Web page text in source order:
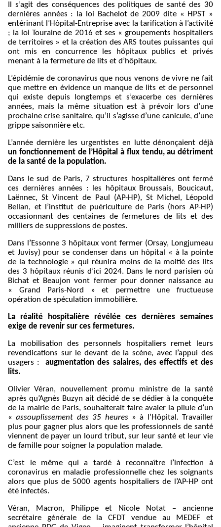
Il s’agit des conséquences des politiques de santé des 30
dernières années : la loi Bachelot de 2009 dite « HPST »
entérinant l’Hôpital-Entreprise avec la tarification à l’activité
; la loi Touraine de 2016 et ses « groupements hospitaliers
de territoires » et la création des ARS toutes puissantes qui
ont mis en concurrence les hôpitaux publics et privés
menant à la fermeture de lits et d’hôpitaux.
L’épidémie de coronavirus que nous venons de vivre ne fait
que mettre en évidence un manque de lits et de personnel
qui existe depuis longtemps et s’exacerbe ces dernières
années, mais la même situation est à prévoir lors d’une
prochaine crise sanitaire, qu’il s’agisse d’une canicule, d’une
grippe saisonnière etc.
L’année dernière les urgentistes en lutte dénonçaient déjà
un fonctionnement de l’Hôpital à flux tendu, au détriment
de la santé de la population.
Dans le sud de Paris, 7 structures hospitalières ont fermé
ces dernières années : les hôpitaux Broussais, Boucicaut,
Laënnec, St Vincent de Paul (AP-HP), St Michel, Léopold
Bellan, et l’institut de puériculture de Paris (hors AP-HP)
occasionnant des centaines de fermetures de lits et des
milliers de suppressions de postes.
Dans l’Essonne 3 hôpitaux vont fermer (Orsay, Longjumeau
et Juvisy) pour se condenser dans un hôpital « à la pointe
de la technologie » qui réunira moins de la moitié des lits
des 3 hôpitaux réunis d’ici 2024. Dans le nord parisien où
Bichat et Beaujon vont fermer pour donner naissance au
« Grand Paris-Nord » et permettre une fructueuse
opération de spéculation immobilière.
La réalité hospitalière révélée ces dernières semaines
exige de revenir sur ces fermetures.
La mobilisation des personnels hospitaliers remet leurs
revendications sur le devant de la scène, avec l’appui des
usagers :augmentation des salaires, des effectifs et des
lits.
Olivier Véran, nouvellement promu ministre de la santé
après qu’Agnès Buzyn ait décidé de se dédier à la conquête
de la mairie de Paris, souhaiterait faire avaler la pilule d’un
«assouplissement des 35 heures »à l’Hôpital . Travailler
plus pour gagner plus alors que les professionnels de santé
viennent de payer un lourd tribut, sur leur santé et leur vie
de famille pour soigner la population malade.
C’est le même qui a tardé à reconnaître l’infection à
coronavirus en maladie professionnelle chez les soignants
alors que plus de 5000 agents hospitaliers de l’AP-HP ont
été infectés.
Véran, Macron, Philippe et Nicole Notat – ancienne
secrétaire générale de la CFDT vendue au MEDEF et